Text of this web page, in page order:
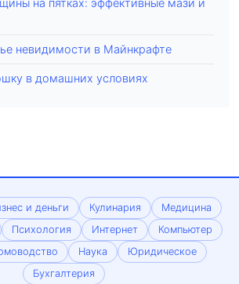
невидимости в Майнкрафте
в домашних условиях
и деньги Кулинария
Медицина
Психология Интернет
Компьютер
Наука
Юридическое
Бухгалтерия